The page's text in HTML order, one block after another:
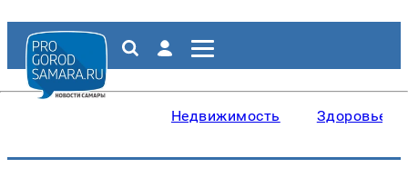
Недвижимость Здоровье